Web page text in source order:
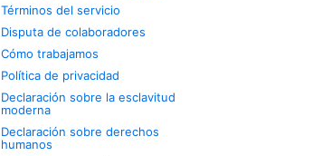
Términos del servicio
Disputa de colaboradores
Cómo trabajamos
Política de privacidad
Declaración sobre la esclavitud
moderna
Declaración sobre derechos
humanos